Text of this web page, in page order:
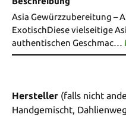
Asia Gewürzzubereitung –
ExotischDiese vielseitige
authentischen Geschmac…
Hersteller (falls nicht
Handgemischt,